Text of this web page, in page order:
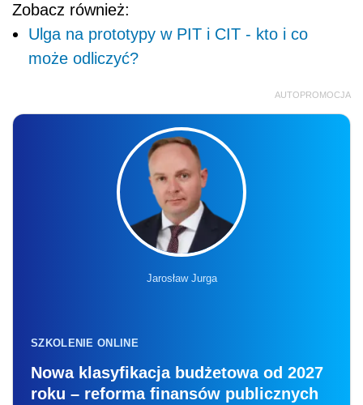
Zobacz również:
Ulga na prototypy w PIT i CIT - kto i co
może odliczyć?
AUTOPROMOCJA
Jarosław Jurga
SZKOLENIE ONLINE
Nowa klasyfikacja budżetowa od 2027
roku – reforma finansów publicznych